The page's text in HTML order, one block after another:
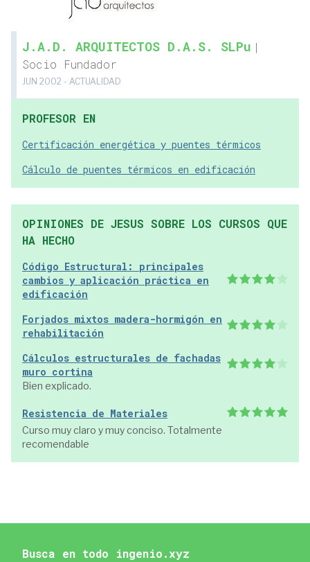
J.A.D. ARQUITECTOS D.A.S. SLPu |
Socio Fundador
JUN 2002 - ACTUALIDAD
PROFESOR EN
Certificación energética y puentes térmicos
Cálculo de puentes térmicos en edificación
OPINIONES DE JESUS SOBRE LOS CURSOS QUE
HA HECHO
Código Estructural: principales
cambios y aplicación práctica en
edificación
Forjados mixtos madera-hormigón en
rehabilitación
Cálculos estructurales de fachadas
muro cortina
Bien explicado.
Resistencia de Materiales
Curso muy claro y muy conciso. Totalmente
recomendable
Busca en todo ingenio.xyz